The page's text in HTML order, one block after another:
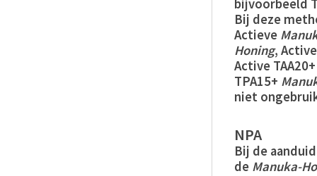
bijvoorbeeld
Bij deze
Actieve
Honing,
Active
TPA15+
niet
NPA
Bij de
de Manuka-